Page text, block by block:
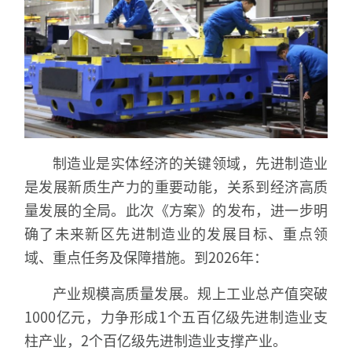
制造业是实体经济的关键领域，先进制造业
是发展新质生产力的重要动能，关系到经济高质
量发展的全局。此次《方案》的发布，进一步明
确了未来新区先进制造业的发展目标、重点领
域、重点任务及保障措施。到2026年：
产业规模高质量发展。规上工业总产值突破
1000亿元，力争形成1个五百亿级先进制造业支
柱产业，2个百亿级先进制造业支撑产业。